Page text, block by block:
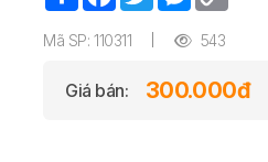
Mã SP: 110311
543
Giá bán: 300.000đ